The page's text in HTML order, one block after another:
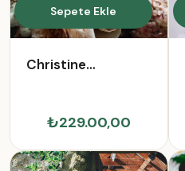
Sepete Ekle
Christine
₺229.00,00